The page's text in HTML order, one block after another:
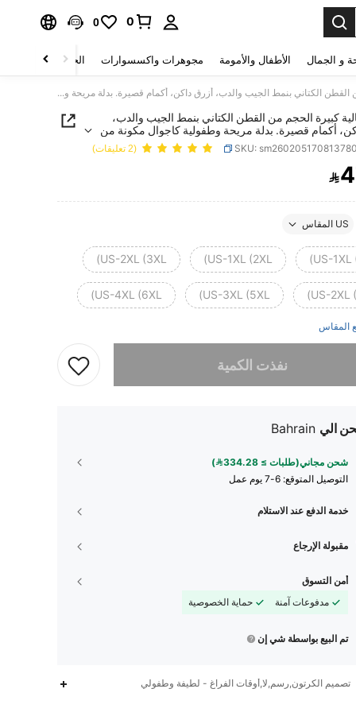
0
0
و الجمال الأطفال والأمومة مجوهرات واكسسوارات الحقائب والأمتعة
بدلة رجالية كبيرة الحجم من القطن الكتاني بنمط الجيب والدب، أزرق داكن، أكمام قصيرة. بدلة مريحة وطفولية كاجوال مكونة من قطعتين لكبار الحجم
كبيرة الحجم من القطن الكتاني بنمط الجيب والدب،
أكمام قصيرة. بدلة مريحة وطفولية كاجوال مكونة من
الحجم
SKU: (2 تعليقات)
PRICE AND 
US المقاس
US-1XL
US-1XL (2XL)
US-2XL (3XL)
US-2XL
US-3XL (5XL)
US-4XL (6XL)
المقاس
نفذت الكمية
الي Bahrain
شحن مجاني(طلبات ≥ 334.28)
التوصيل المتوقع: 6-7 يوم عمل
خدمة الدفع عند الاستلام
مقبولة الإرجاع
أمن التسوق
مدفوعات آمنة
حماية الخصوصية
تم البيع بواسطة شي إن
تصميم الكرتون,رسم,لا,أوقات الفراغ - لطيفة وطفولي